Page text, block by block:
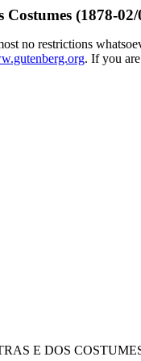
(1878-02/
no restrictions
. If you
E DOS